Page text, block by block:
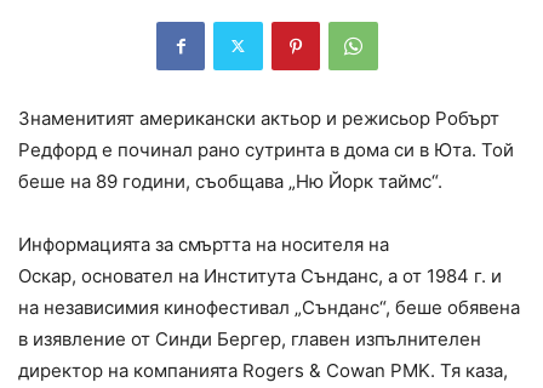
Знаменитият американски актьор и режисьор Робърт
Редфорд е починал рано сутринта в дома си в Юта. Той
беше на 89 години, съобщава „Ню Йорк таймс“.
Информацията за смъртта на носителя на
Оскар, основател на Института Сънданс, а от 1984 г. и
на независимия кинофестивал „Сънданс“, беше обявена
в изявление от Синди Бергер, главен изпълнителен
директор на компанията Rogers & Cowan PMK. Тя каза,